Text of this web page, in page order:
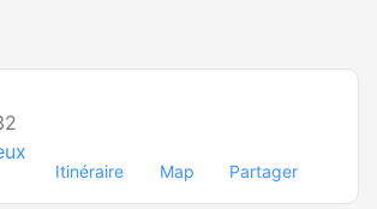
Itinéraire Map Partager